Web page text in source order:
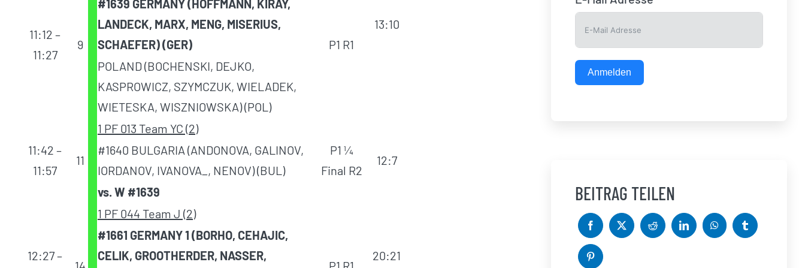
11:12 –
11:27
9 P1 R1
#1639 GERMANY (HOFFMANN, KIRAY,
LANDECK, MARX, MENG, MISERIUS,
SCHAEFER) (GER)
13:10
POLAND (BOCHENSKI, DEJKO,
KASPROWICZ, SZYMCZUK, WIELADEK,
WIETESKA, WISZNIOWSKA) (POL)
11:42 –
11:57
11
1 PF 013 Team YC (2)
P1 ¼
Final R2
#1640 BULGARIA (ANDONOVA, GALINOV,
IORDANOV, IVANOVA_, NENOV) (BUL)
12:7
vs. W #1639
12:27 –
1 PF 044 Team J (2)
#1661 GERMANY 1 (BORHO, CEHAJIC,
CELIK, GROOTHERDER, NASSER,
20:21
Anmelden
BEITRAG TEILEN